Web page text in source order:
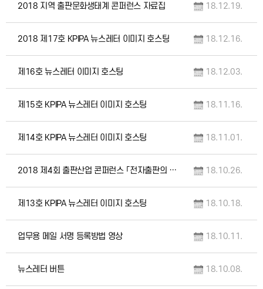
2018 지역 출판문화생태계 콘퍼런스 자료집 18.12.19.
2018 제17호 KPIPA 뉴스레터 이미지 호스팅 18.12.16.
제16호 뉴스레터 이미지 호스팅 18.12.03.
제15호 KPIPA 뉴스레터 이미지 호스팅 18.11.16.
제14호 KPIPA 뉴스레터 이미지 호스팅 18.11.01.
2018 제4회 출판산업 콘퍼런스 「전자출판의 미래지향적 방향」 자료집 18.10.26.
제13호 KPIPA 뉴스레터 이미지 호스팅 18.10.18.
업무용 메일 서명 등록방법 영상 18.10.11.
뉴스레터 버튼 18.10.08.